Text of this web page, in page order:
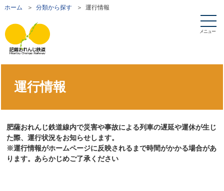
ホーム ＞ 分類から探す＞ 運行情報
メニュー
運行情報
肥薩おれんじ鉄道線内で災害や事故による列車の遅延や運休が生じ
た際、運行状況をお知らせします。
※運行情報がホームページに反映されるまで時間がかかる場合があ
ります。あらかじめご了承ください